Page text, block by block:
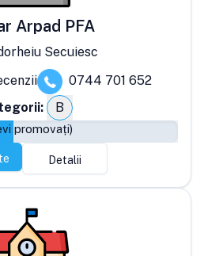
Arpad PFA
Secuiesc
0744 701 652
B
promovați)
Detalii